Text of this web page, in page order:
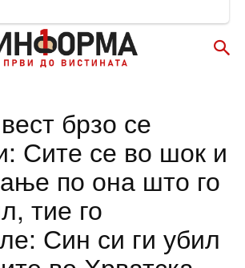
брзо се
Сите се во шок и
по она што го
тие го
Син си ги убил